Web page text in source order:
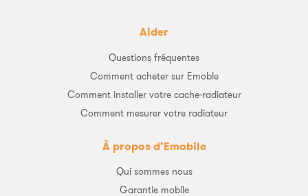
Aider
Questions fréquentes
Comment acheter sur Emoble
Comment installer votre cache-radiateur
Comment mesurer votre radiateur
À propos d’Emobile
Qui sommes nous
Garantie mobile